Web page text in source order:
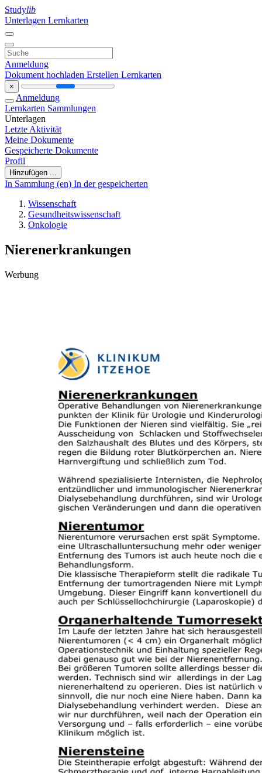
Studylib
Unterlagen Lernkarten
Anmeldung
Dokument hochladen Erstellen Lernkarten
×
Anmeldung
Lernkarten Sammlungen
Unterlagen
Letzte Aktivität
Meine Dokumente
Gespeicherte Dokumente
Profil
Hinzufügen ...
In Sammlung (en) In der gespeicherten
Wissenschaft
Gesundheitswissenschaft
Onkologie
Nierenerkrankungen
Werbung